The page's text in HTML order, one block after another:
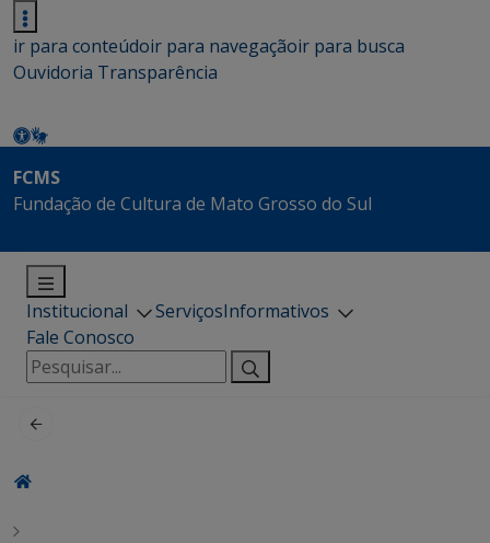
ir para conteúdoir para navegaçãoir para busca
Ouvidoria Transparência
FCMS
Fundação de Cultura de Mato Grosso do Sul
Institucional ServiçosInformativos
Fale Conosco
Pesquisar
por: